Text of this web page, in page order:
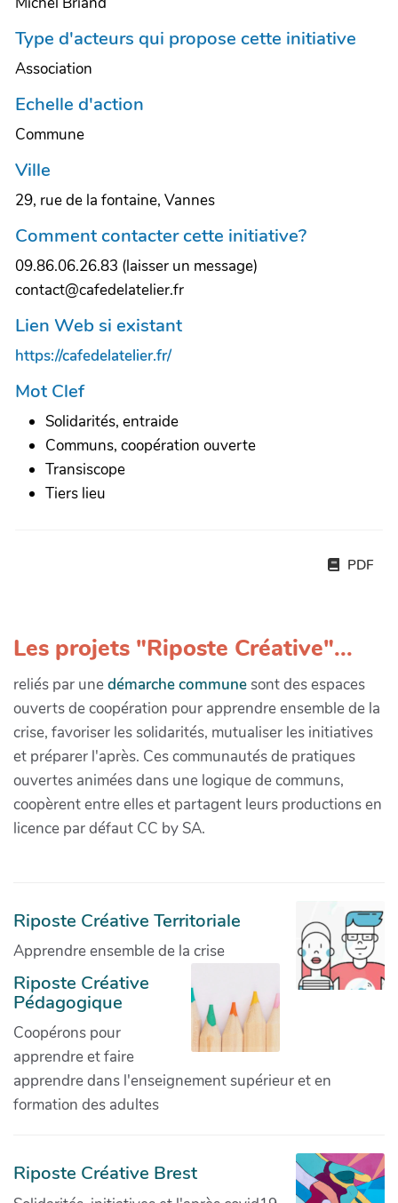
Type d'acteurs qui propose cette initiative
Association
Echelle d'action
Commune
Ville
29, rue de la fontaine, Vannes
Comment contacter cette initiative?
09.86.06.26.83 (laisser un message)
contact@cafedelatelier.fr
Lien Web si existant
https://cafedelatelier.fr/
Mot Clef
Solidarités, entraide
Communs, coopération ouverte
Transiscope
Tiers lieu
PDF